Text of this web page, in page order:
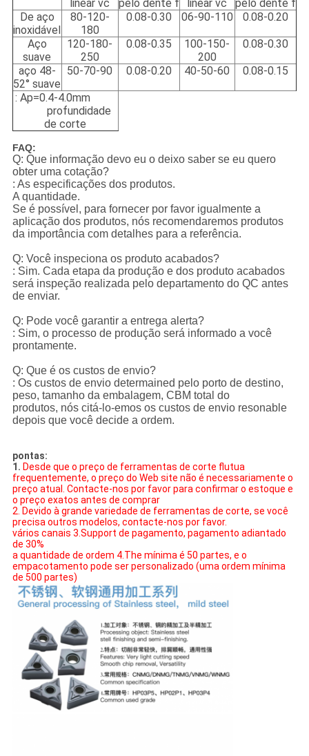
linear vc pelo dente f linear vc
pelo dente f
De aço
inoxidável
80-120-
180
0.08-0.30 06-90-110 0.08-0.20
Aço
suave
120-180-
250
0.08-0.35
100-150-
200
0.08-0.30
aço 48-
52° suave
50-70-90 0.08-0.20 40-50-60 0.08-0.15
: Ap=0.4-4.0mm
profundidade
de corte
FAQ:
Q: Que informação devo eu o deixo saber se eu quero
obter uma cotação?
: As especificações dos produtos.
A quantidade.
Se é possível, para fornecer por favor igualmente a
aplicação dos produtos, nós recomendaremos produtos
da importância com detalhes para a referência.
Q: Você inspeciona os produto acabados?
: Sim. Cada etapa da produção e dos produto acabados
será inspeção realizada pelo departamento do QC antes
de enviar.
Q: Pode você garantir a entrega alerta?
: Sim, o processo de produção será informado a você
prontamente.
Q: Que é os custos de envio?
: Os custos de envio determained pelo porto de destino,
peso, tamanho da embalagem, CBM total do
produtos, nós citá-lo-emos os custos de envio resonable
depois que você decide a ordem.
pontas:
1. Desde que o preço de ferramentas de corte flutua
frequentemente, o preço do Web site não é necessariamente o
preço atual. Contacte-nos por favor para confirmar o estoque e
o preço exatos antes de comprar
2. Devido à grande variedade de ferramentas de corte, se você
precisa outros modelos, contacte-nos por favor.
vários canais 3.Support de pagamento, pagamento adiantado
de 30%
a quantidade de ordem 4.The mínima é 50 partes, e o
empacotamento pode ser personalizado (uma ordem mínima
de 500 partes)